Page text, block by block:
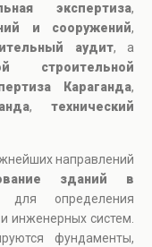
экспертиза,
и сооружений,
аудит, а
строительной
Караганда,
,технический
направлений
зданий в
для определения
инженерных систем.
фундаменты,